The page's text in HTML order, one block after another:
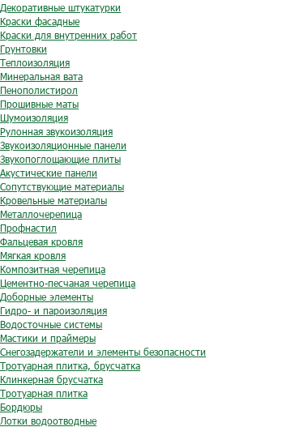
Декоративные штукатурки
Краски фасадные
Краски для внутренних работ
Грунтовки
Теплоизоляция
Минеральная вата
Пенополистирол
Прошивные маты
Шумоизоляция
Рулонная звукоизоляция
Звукоизоляционные панели
Звукопоглощающие плиты
Акустические панели
Сопутствующие материалы
Кровельные материалы
Металлочерепица
Профнастил
Фальцевая кровля
Мягкая кровля
Композитная черепица
Цементно-песчаная черепица
Доборные элементы
Гидро- и пароизоляция
Водосточные системы
Мастики и праймеры
Снегозадержатели и элементы безопасности
Тротуарная плитка, брусчатка
Клинкерная брусчатка
Тротуарная плитка
Бордюры
Лотки водоотводные